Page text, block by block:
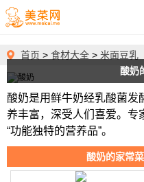
首页 > 食材大全 > 米面豆乳
酸奶
酸奶是用鲜牛奶经乳酸菌发
养丰富，深受人们喜爱。专
“功能独特的营养品”。
酸奶的家常